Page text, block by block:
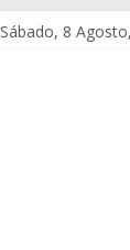
Sábado, 8